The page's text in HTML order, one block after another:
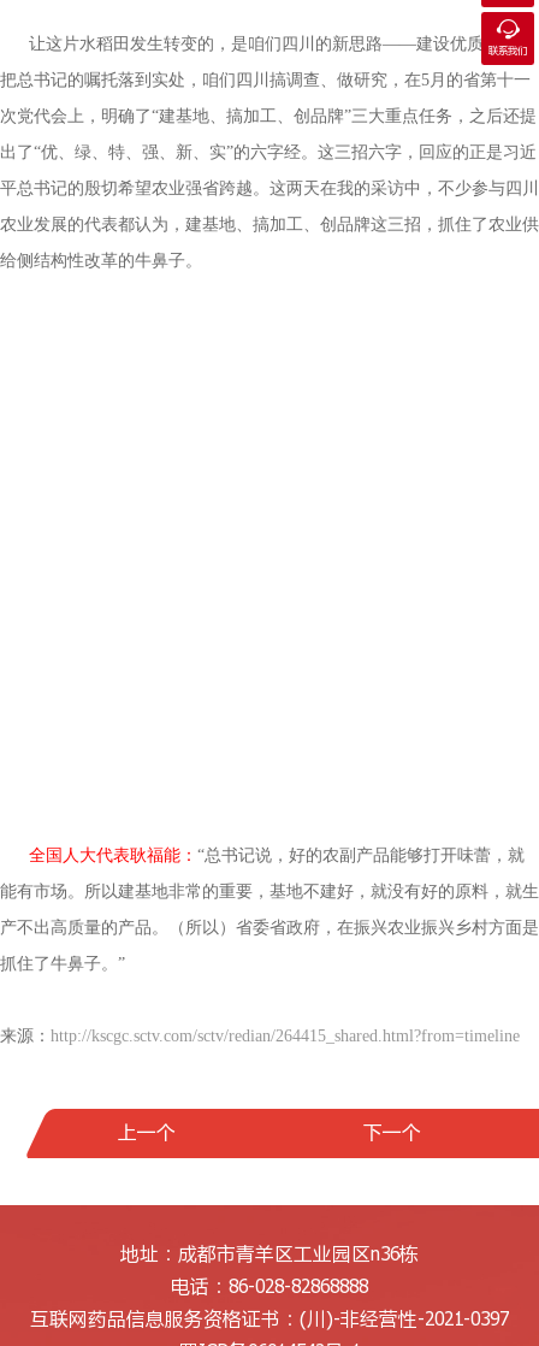
让这片水稻田发生转变的，是咱们四川的新思路——建设优质基地。
把总书记的嘱托落到实处，咱们四川搞调查、做研究，在5月的省第十一
次党代会上，明确了“建基地、搞加工、创品牌”三大重点任务，之后还提
出了“优、绿、特、强、新、实”的六字经。这三招六字，回应的正是习近
平总书记的殷切希望农业强省跨越。这两天在我的采访中，不少参与四川
农业发展的代表都认为，建基地、搞加工、创品牌这三招，抓住了农业供
给侧结构性改革的牛鼻子。
全国人大代表耿福能： “总书记说，好的农副产品能够打开味蕾，就
能有市场。所以建基地非常的重要，基地不建好，就没有好的原料，就生
产不出高质量的产品。（所以）省委省政府，在振兴农业振兴乡村方面是
抓住了牛鼻子。”
来源： http://kscgc.sctv.com/sctv/redian/264415_shared.html?from=timeline
上一个 下一个
地址：成都市青羊区工业园区n36栋
电话：86-028-82868888
互联网药品信息服务资格证书： (川)-非经营性-2021-0397

联系我们